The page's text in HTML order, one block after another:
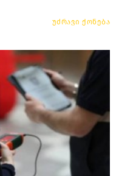
უძრავი ქონება